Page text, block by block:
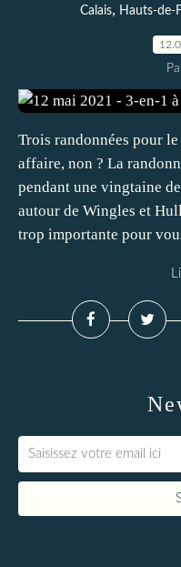
Calais, Hauts-de-
Trois randonnées pour
affaire, non ? La
pendant une vingtaine
autour de Wingles et
trop importante pour